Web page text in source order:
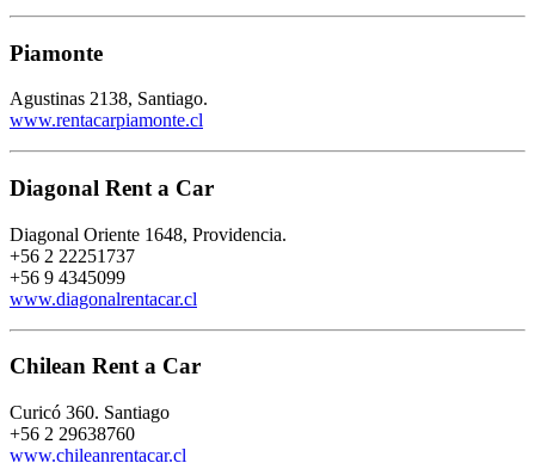
Piamonte
Agustinas 2138, Santiago.
www.rentacarpiamonte.cl
Diagonal Rent a Car
Diagonal Oriente 1648, Providencia.
+56 2 22251737
+56 9 4345099
www.diagonalrentacar.cl
Chilean Rent a Car
Curicó 360. Santiago
+56 2 29638760
www.chileanrentacar.cl